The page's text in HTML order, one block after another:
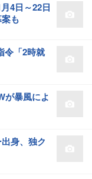
4日～22日
も
令「2時就
が暴風によ
身、独ク